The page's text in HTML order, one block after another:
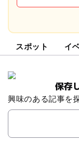
スポット イ
保存
興味のある記事を